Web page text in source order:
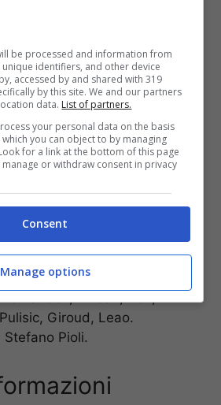
sfide più attese per
a Parigi per questa partita
già determinante per
passaggio turno per la
sono 3 punti importanti in
formazioni PSG
L. Hernandez;
Ugarte, Vitinha; Dembélé,
Allenatore: Luis Enrique
3): Maignan; Calabria, Thiaw,
Musah, Adli,
Giroud, Leao.
Pioli.
be processed and information from
identifiers, and other device
accessed by and shared with 319
by this site. We and our partners
data. List of partners.
your personal data on the basis
you can object to by managing
for a link at the bottom of this page
or withdraw consent in privacy
Consent
Manage options